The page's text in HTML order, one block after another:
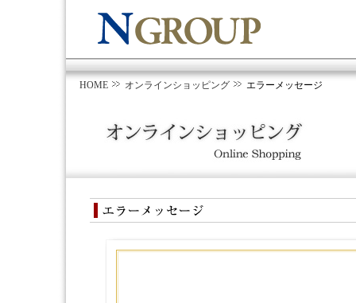
HOME オンラインショッピング エラーメッセージ